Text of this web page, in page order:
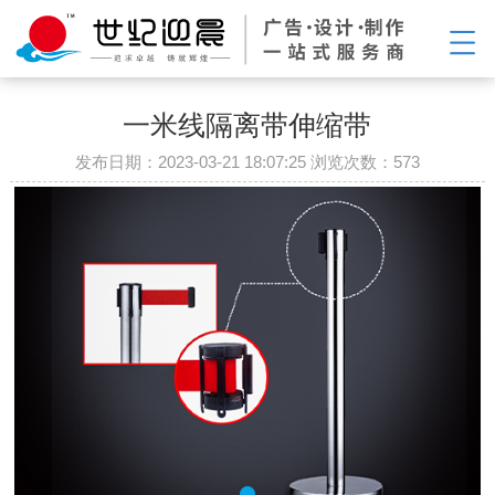
一米线隔离带伸缩带
发布日期：2023-03-21 18:07:25 浏览次数： 573